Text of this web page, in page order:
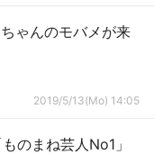
ゃんのモバメが来
2019/5/13(Mo) 14:05
のまね芸人No1」